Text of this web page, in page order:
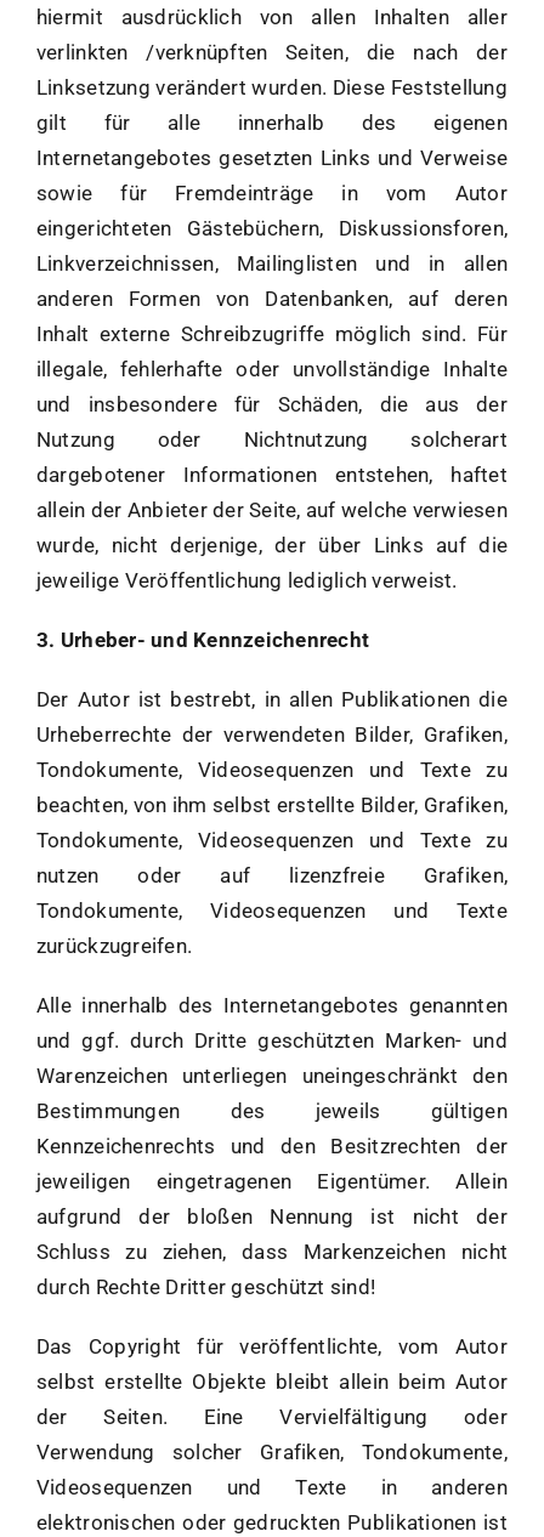
hiermit ausdrücklich von allen Inhalten aller
verlinkten /verknüpften Seiten, die nach der
Linksetzung verändert wurden. Diese Feststellung
gilt für alle innerhalb des eigenen
Internetangebotes gesetzten Links und Verweise
sowie für Fremdeinträge in vom Autor
eingerichteten Gästebüchern, Diskussionsforen,
Linkverzeichnissen, Mailinglisten und in allen
anderen Formen von Datenbanken, auf deren
Inhalt externe Schreibzugriffe möglich sind. Für
illegale, fehlerhafte oder unvollständige Inhalte
und insbesondere für Schäden, die aus der
Nutzung oder Nichtnutzung solcherart
dargebotener Informationen entstehen, haftet
allein der Anbieter der Seite, auf welche verwiesen
wurde, nicht derjenige, der über Links auf die
jeweilige Veröffentlichung lediglich verweist.
3. Urheber- und Kennzeichenrecht
Der Autor ist bestrebt, in allen Publikationen die
Urheberrechte der verwendeten Bilder, Grafiken,
Tondokumente, Videosequenzen und Texte zu
beachten, von ihm selbst erstellte Bilder, Grafiken,
Tondokumente, Videosequenzen und Texte zu
nutzen oder auf lizenzfreie Grafiken,
Tondokumente, Videosequenzen und Texte
zurückzugreifen.
Alle innerhalb des Internetangebotes genannten
und ggf. durch Dritte geschützten Marken- und
Warenzeichen unterliegen uneingeschränkt den
Bestimmungen des jeweils gültigen
Kennzeichenrechts und den Besitzrechten der
jeweiligen eingetragenen Eigentümer. Allein
aufgrund der bloßen Nennung ist nicht der
Schluss zu ziehen, dass Markenzeichen nicht
durch Rechte Dritter geschützt sind!
Das Copyright für veröffentlichte, vom Autor
selbst erstellte Objekte bleibt allein beim Autor
der Seiten. Eine Vervielfältigung oder
Verwendung solcher Grafiken, Tondokumente,
Videosequenzen und Texte in anderen
elektronischen oder gedruckten Publikationen ist